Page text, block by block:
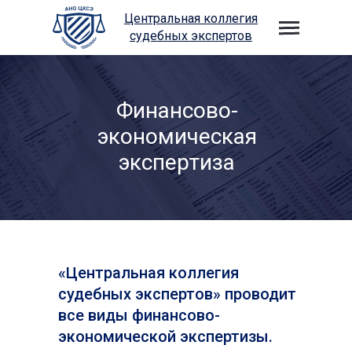
Центральная коллегия
судебных экспертов
Финансово-
экономическая
экспертиза
«Центральная коллегия
судебных экспертов» проводит
все виды финансово-
экономической экспертизы.